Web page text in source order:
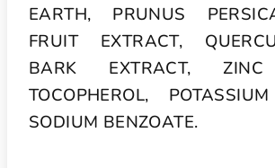
EARTH, PRUNUS
FRUIT EXTRACT,
BARK EXTRACT, ZINC
TOCOPHEROL,
SODIUM BENZOATE.